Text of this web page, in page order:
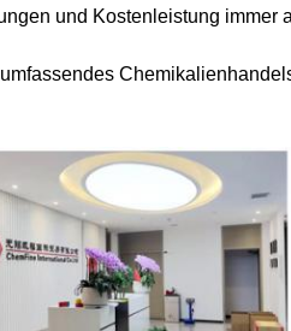
und Kostenleistung immer